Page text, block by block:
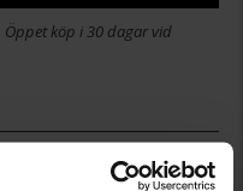
Öppet köp i 30 dagar vid